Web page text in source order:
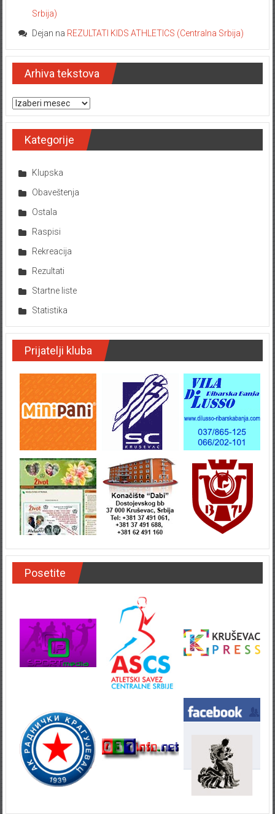
Srbija)
Dejan na REZULTATI KIDS ATHLETICS (Centralna Srbija)
Arhiva tekstova
Arhiva tekstova
Kategorije
Klupska
Obaveštenja
Ostala
Raspisi
Rekreacija
Rezultati
Startne liste
Statistika
Prijatelji kluba
Posetite